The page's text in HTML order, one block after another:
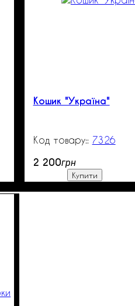
Кошик "Україна"
7326
2 200грн
Купити